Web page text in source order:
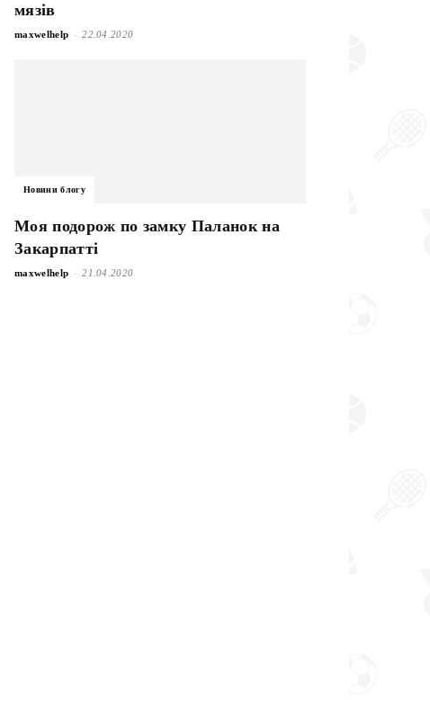
мязів
maxwelhelp - 22.04.2020
Новини блогу
Моя подорож по замку Паланок на
Закарпатті
maxwelhelp - 21.04.2020